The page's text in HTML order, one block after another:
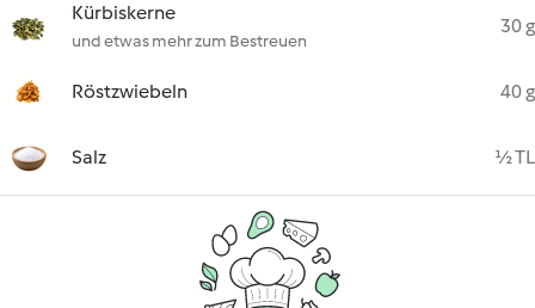
Kürbiskerne
und etwas mehr zum Bestreuen
30 g
Röstzwiebeln 40 g
Salz ½ TL